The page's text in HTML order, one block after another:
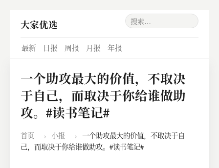
大家优选
最新 日报 周报 月报 年报
一个助攻最大的价值，不取决
于自己，而取决于你给谁做助
攻。#读书笔记#
首页 › 小报 ›
一个助攻最大的价值，不取决于自
己，而取决于你给谁做助攻。#读书笔记#